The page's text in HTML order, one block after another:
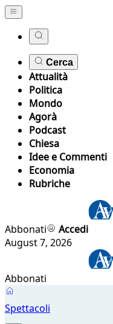
Cerca
Attualità
Politica
Mondo
Agorà
Podcast
Chiesa
Idee e Commenti
Economia
Rubriche
Abbonati
Accedi
August 7, 2026
Abbonati
Spettacoli